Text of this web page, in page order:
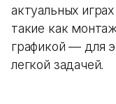
актуальных
такие как
графикой — для
легкой задачей.